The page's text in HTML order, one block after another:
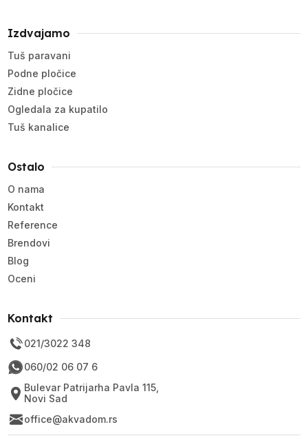
Izdvajamo
Tuš paravani
Podne pločice
Zidne pločice
Ogledala za kupatilo
Tuš kanalice
Ostalo
O nama
Kontakt
Reference
Brendovi
Blog
Oceni
Kontakt
021/3022 348
060/02 06 07 6
Bulevar Patrijarha Pavla 115,
Novi Sad
office@akvadom.rs